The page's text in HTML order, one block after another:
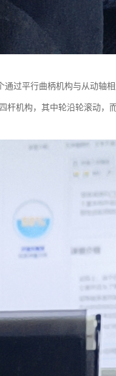
过平行曲柄机构与从动轴
杆机构，其中轮沿轮滚动，